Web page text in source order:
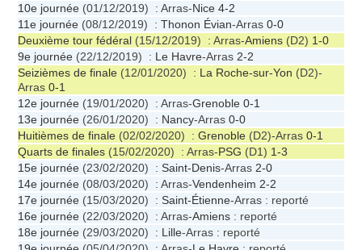
10e journée (01/12/2019) : Arras-Nice 4-2
11e journée (08/12/2019) : Thonon Évian-Arras 0-0
Deuxième tour fédéral (15/12/2019) : Arras-Amiens (D2) 1-0
9e journée (22/12/2019) : Le Havre-Arras 2-2
Seizièmes de finale (12/01/2020) : La Roche-sur-Yon (D2)-
Arras 0-1
12e journée (19/01/2020) : Arras-Grenoble 0-1
13e journée (26/01/2020) : Nancy-Arras 0-0
Huitièmes de finale (02/02/2020) : Grenoble (D2)-Arras 0-1
Quarts de finales (15/02/2020) : Arras-PSG (D1) 1-3
15e journée (23/02/2020) : Saint-Denis-Arras 2-0
14e journée (08/03/2020) : Arras-Vendenheim 2-2
17e journée (15/03/2020) : Saint-Étienne-Arras : reporté
16e journée (22/03/2020) : Arras-Amiens : reporté
18e journée (29/03/2020) : Lille-Arras : reporté